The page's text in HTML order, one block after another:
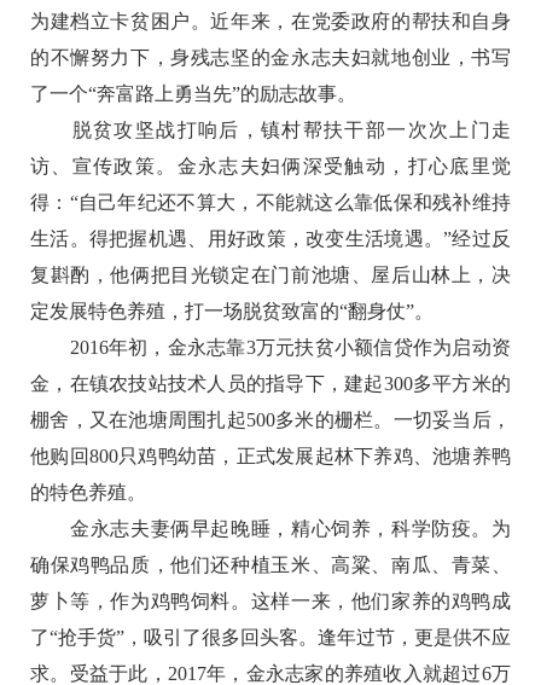
为建档立卡贫困户。近年来，在党委政府的帮扶和自身
的不懈努力下，身残志坚的金永志夫妇就地创业，书写
了一个“奔富路上勇当先”的励志故事。
脱贫攻坚战打响后，镇村帮扶干部一次次上门走
访、宣传政策。金永志夫妇俩深受触动，打心底里觉
得：“自己年纪还不算大，不能就这么靠低保和残补维持
生活。得把握机遇、用好政策，改变生活境遇。”经过反
复斟酌，他俩把目光锁定在门前池塘、屋后山林上，决
定发展特色养殖，打一场脱贫致富的“翻身仗”。
2016年初，金永志靠3万元扶贫小额信贷作为启动资
金，在镇农技站技术人员的指导下，建起300多平方米的
棚舍，又在池塘周围扎起500多米的栅栏。一切妥当后，
他购回800只鸡鸭幼苗，正式发展起林下养鸡、池塘养鸭
的特色养殖。
金永志夫妻俩早起晚睡，精心饲养，科学防疫。为
确保鸡鸭品质，他们还种植玉米、高粱、南瓜、青菜、
萝卜等，作为鸡鸭饲料。这样一来，他们家养的鸡鸭成
了“抢手货”，吸引了很多回头客。逢年过节，更是供不应
求。受益于此，2017年，金永志家的养殖收入就超过6万